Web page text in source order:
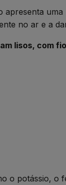
no ar e a
lisos, com
o potássio,